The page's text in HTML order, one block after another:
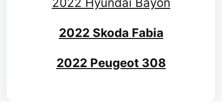
2022 Skoda Fabia
2022 Peugeot 308